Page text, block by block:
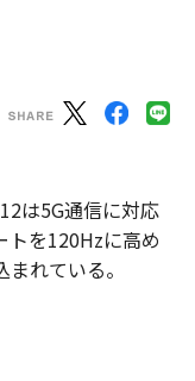
は5G通信に対応
トを120Hzに高め
れている。